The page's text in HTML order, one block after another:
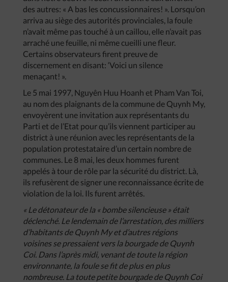
des autres: « A bas les concussionnaires! ». Lorsqu’on
arriva au siège des autorités provinciales, la foule
n’avait même pas touché à un caillou, elle n’avait pas
arraché une feuille, ni même cueilli une fleur.
Certains observateurs firent preuve de
discernement en disant: ‘Voici un silence
menaçant! ».
Le 5 mai 1997, Nguyên Huu Hoanh et Pham Van Toi,
au nom des plaignants de la commune de Quynh My,
envoyèrent une invitation aux représentants du
Parti et de l’Etat pour qu’ils viennent participer au
district à une réunion avec les représentants de la
population protestataire d’un certain nombre de
communes. Le 8 mai, les deux hommes furent
appelés à tour de rôle par la sécurité du district. Là,
ils refusèrent de signer une reconnaissance écrite de
violation de la loi. Ils furent arrêtés.
« Ledétonateurde la «bombesilencieuse» était
déclenché. Le lendemain de l’arrestation, desmilliers
d’habitantsde Quynh Myetd’autresrégions
voisinessepressaient vers labourgadede Quynh
Coi. Dans l’aprèsmidi, venantde toute larégion
environnante, la foulese fitdeplusen plus
nombreuse. La toutepetitebourgadede Quynh Coi